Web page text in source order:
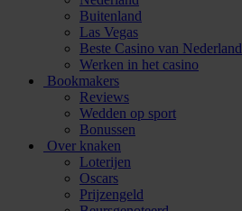
Buitenland
Las Vegas
Beste Casino van Nederland
Werken in het casino
Bookmakers
Reviews
Wedden op sport
Bonussen
Over knaken
Loterijen
Oscars
Prijzengeld